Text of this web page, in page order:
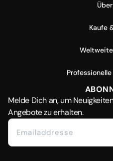
Kaufe
Melde Dichan, um
Angebote zu erhalten.